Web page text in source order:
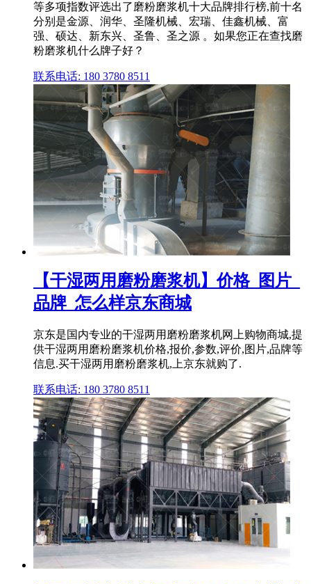
等多项指数评选出了磨粉磨浆机十大品牌排行榜,前十名
分别是金源、润华、圣隆机械、宏瑞、佳鑫机械、富
强、硕达、新东兴、圣鲁、圣之源 。如果您正在查找磨
粉磨浆机什么牌子好？
联系电话: 180 3780 8511
【干湿两用磨粉磨浆机】价格_图片_
品牌_怎么样京东商城
京东是国内专业的干湿两用磨粉磨浆机网上购物商城,提
供干湿两用磨粉磨浆机价格,报价,参数,评价,图片,品牌等
信息.买干湿两用磨粉磨浆机,上京东就购了.
联系电话: 180 3780 8511